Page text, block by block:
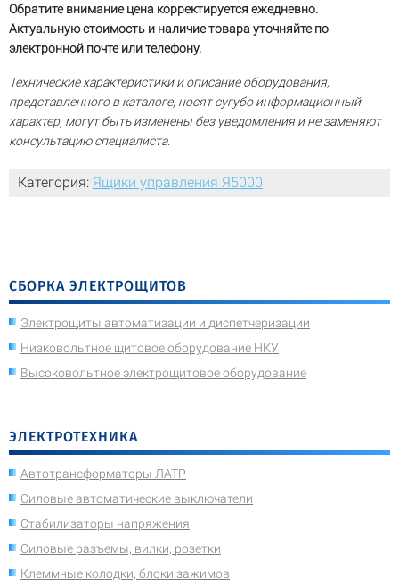
СБОРКА ЭЛЕКТРОЩИТОВ
Электрощиты автоматизации и диспетчеризации
Низковольтное щитовое оборудование НКУ
Высоковольтное электрощитовое оборудование
ЭЛЕКТРОТЕХНИКА
Автотрансформаторы ЛАТР
Силовые автоматические выключатели
Стабилизаторы напряжения
Силовые разъемы, вилки, розетки
Клеммные колодки, блоки зажимов
Обратите внимание цена корректируется ежедневно.
Актуальную стоимость и наличие товара уточняйте по
электронной почте или телефону.
Технические характеристики и описание оборудования,
представленного в каталоге, носят сугубо информационный
характер, могут быть изменены без уведомления и не заменяют
консультацию специалиста.
Категория: Ящики управления Я5000